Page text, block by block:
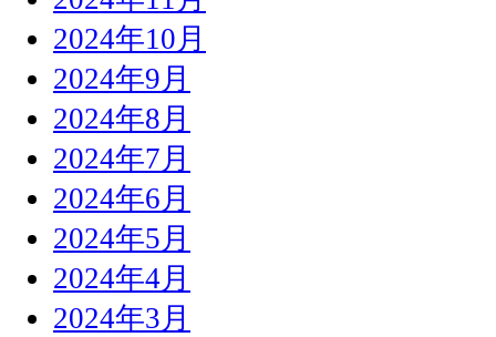
2024年10月
2024年9月
2024年8月
2024年7月
2024年6月
2024年5月
2024年4月
2024年3月